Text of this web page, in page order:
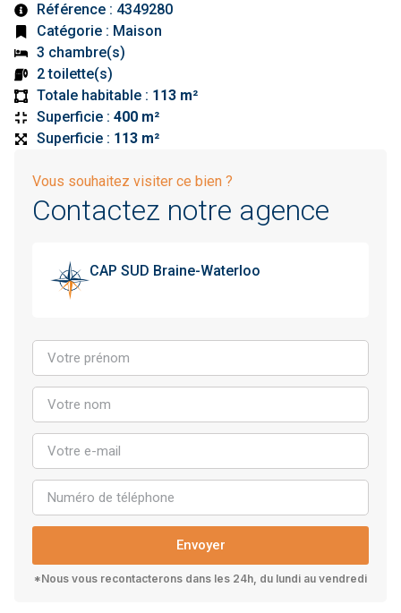
Référence : 4349280
Catégorie : Maison
3 chambre(s)
2 toilette(s)
Totale habitable : 113 m²
Superficie : 400 m²
Superficie : 113 m²
Vous souhaitez visiter ce bien ?
Contactez notre agence
CAP SUD Braine-Waterloo
Envoyer
*Nous vous recontacterons dans les 24h, du lundi au vendredi